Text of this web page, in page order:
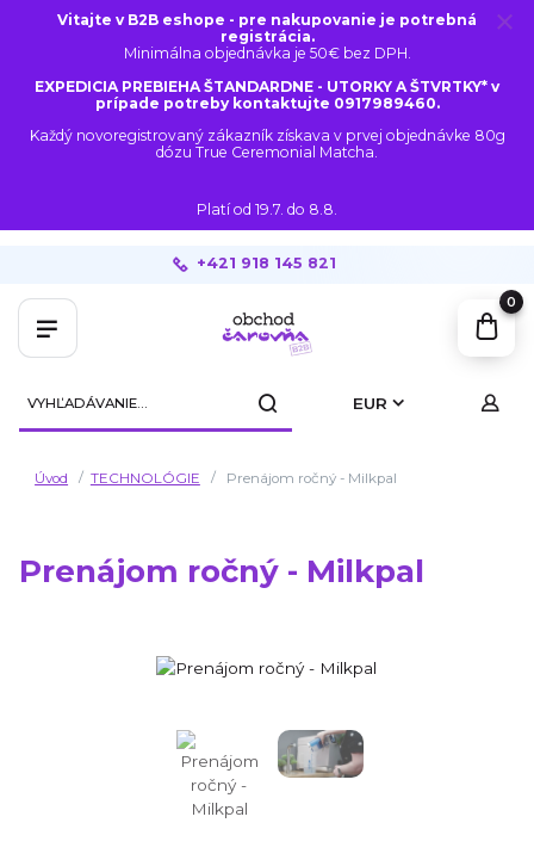
Vitajte v B2B eshope - pre nakupovanie je potrebná
registrácia.
Minimálna objednávka je 50€ bez DPH.
EXPEDICIA PREBIEHA ŠTANDARDNE - UTORKY A ŠTVRTKY* v
prípade potreby kontaktujte 0917989460.
Každý novoregistrovaný zákazník získava v prvej objednávke 80g
dózu True Ceremonial Matcha.
Platí od 19.7. do 8.8.
EUR
+421 918 145 821
0
Úvod TECHNOLÓGIE Prenájom ročný - Milkpal
Prenájom ročný - Milkpal